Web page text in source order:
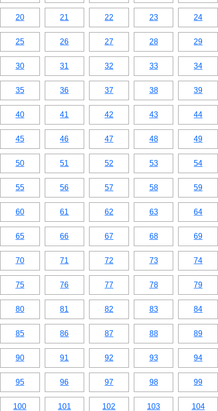
20 21 22 23 24
25 26 27 28 29
30 31 32 33 34
35 36 37 38 39
40 41 42 43 44
45 46 47 48 49
50 51 52 53 54
55 56 57 58 59
60 61 62 63 64
65 66 67 68 69
70 71 72 73 74
75 76 77 78 79
80 81 82 83 84
85 86 87 88 89
90 91 92 93 94
95 96 97 98 99
100 101 102 103 104